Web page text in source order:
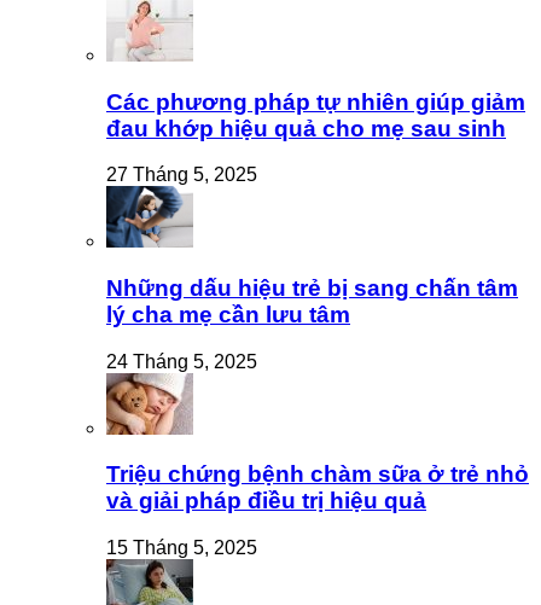
Các phương pháp tự nhiên giúp giảm
đau khớp hiệu quả cho mẹ sau sinh
27 Tháng 5, 2025
Những dấu hiệu trẻ bị sang chấn tâm
lý cha mẹ cần lưu tâm
24 Tháng 5, 2025
Triệu chứng bệnh chàm sữa ở trẻ nhỏ
và giải pháp điều trị hiệu quả
15 Tháng 5, 2025